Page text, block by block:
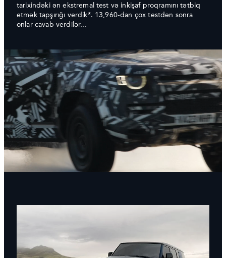
tarixindəki ən ekstremal test və inkişaf proqramını tətbiq
etmək tapşırığı verdik*. 13,960-dan çox testdən sonra
onlar cavab verdilər...